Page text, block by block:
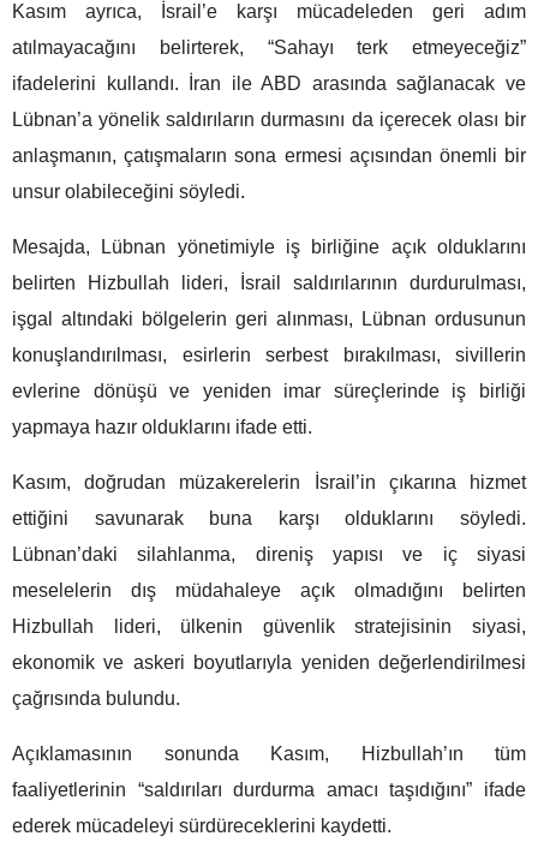
Kasım ayrıca, İsrail’e karşı mücadeleden geri adım
atılmayacağını belirterek, “Sahayı terk etmeyeceğiz”
ifadelerini kullandı. İran ile ABD arasında sağlanacak ve
Lübnan’a yönelik saldırıların durmasını da içerecek olası bir
anlaşmanın, çatışmaların sona ermesi açısından önemli bir
unsur olabileceğini söyledi.
Mesajda, Lübnan yönetimiyle iş birliğine açık olduklarını
belirten Hizbullah lideri, İsrail saldırılarının durdurulması,
işgal altındaki bölgelerin geri alınması, Lübnan ordusunun
konuşlandırılması, esirlerin serbest bırakılması, sivillerin
evlerine dönüşü ve yeniden imar süreçlerinde iş birliği
yapmaya hazır olduklarını ifade etti.
Kasım, doğrudan müzakerelerin İsrail’in çıkarına hizmet
ettiğini savunarak buna karşı olduklarını söyledi.
Lübnan’daki silahlanma, direniş yapısı ve iç siyasi
meselelerin dış müdahaleye açık olmadığını belirten
Hizbullah lideri, ülkenin güvenlik stratejisinin siyasi,
ekonomik ve askeri boyutlarıyla yeniden değerlendirilmesi
çağrısında bulundu.
Açıklamasının sonunda Kasım, Hizbullah’ın tüm
faaliyetlerinin “saldırıları durdurma amacı taşıdığını” ifade
ederek mücadeleyi sürdüreceklerini kaydetti.